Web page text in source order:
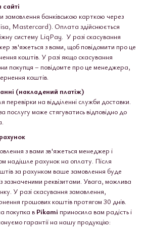
замовлення банківською карткою через
Mastercard). Оплата здійснюється
систему LiqPay. У разі скасування
зв'яжеться з вами, щоб повідомити про це
коштів. У разі якщо скасування
покупця – повідомте про це менеджера,
коштів.
(накладений платіж)
перевірки на відділенні служби доставки.
послугу може стягуватись відповідно до
з вами зв'яжеться менеджер і
надішле рахунок на оплату. Після
за рахунком ваше замовлення буде
зазначеними реквізитами. Увага, можлива
У разі скасування замовлення,
грошових коштів протягом 30 днів.
покупка в Pikami приносила вам радість і
гарантії на нашу продукцію: